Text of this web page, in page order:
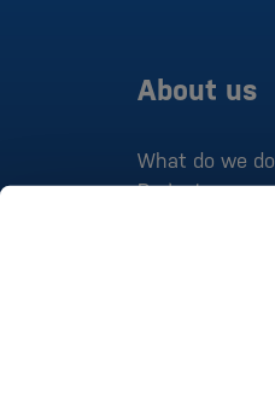
About us
What do we do
Projects